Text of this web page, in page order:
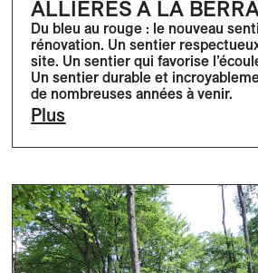
ALLIÈRES À LA
Du bleu au rouge : le nouveau
rénovation. Un sentier
site. Un sentier qui favorise
Un sentier durable et
de nombreuses années à venir.
Plus